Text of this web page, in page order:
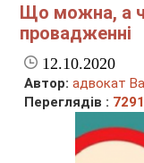
Що можна, а
провадженні
12.10.2020
Автор: адвокат
Переглядів : 7291